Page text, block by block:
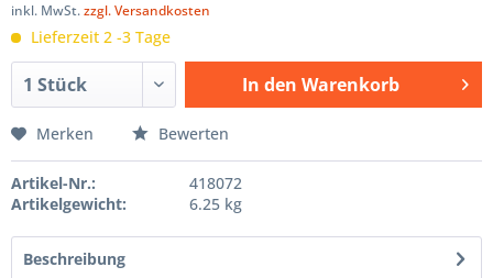
inkl. MwSt.zzgl. Versandkosten
Lieferzeit 2 -3 Tage
In den Warenkorb
Merken Bewerten
Artikel-Nr.:
418072
Artikelgewicht:
6.25 kg
Beschreibung